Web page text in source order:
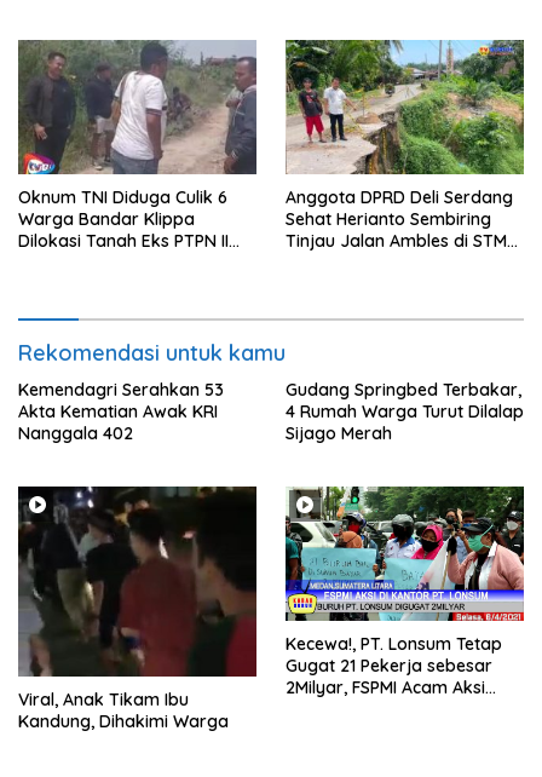
Oknum TNI Diduga Culik 6
Warga Bandar Klippa
Dilokasi Tanah Eks PTPN II
Anggota DPRD Deli Serdang
Sehat Herianto Sembiring
Tinjau Jalan Ambles di STM
Rekomendasi untuk kamu
Kemendagri Serahkan 53
Akta Kematian Awak KRI
Nanggala 402
Gudang Springbed Terbakar,
4 Rumah Warga Turut Dilalap
Sijago Merah
Viral, Anak Tikam Ibu
Kandung, Dihakimi Warga
Kecewa!, PT. Lonsum Tetap
Gugat 21 Pekerja sebesar
2Milyar, FSPMI Acam Aksi